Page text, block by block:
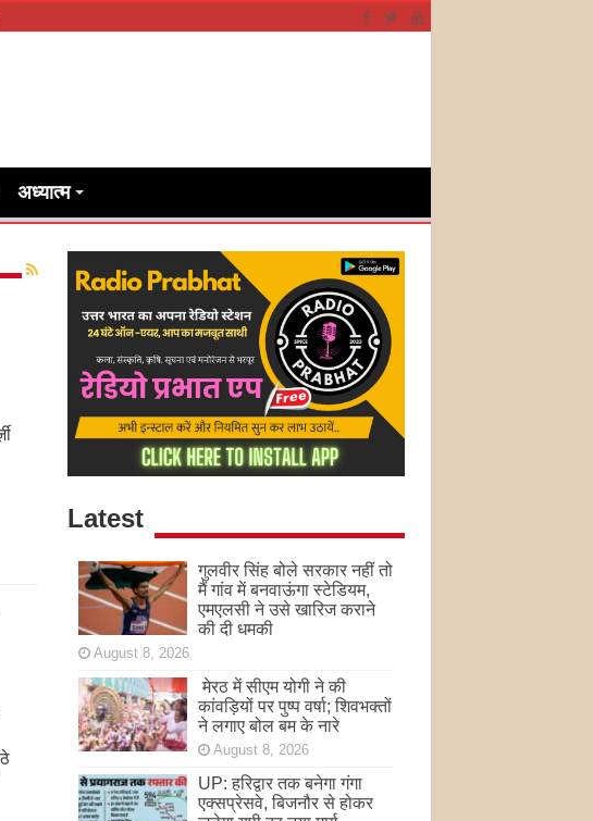
अध्यात्म
Latest
गुलवीर सिंह बोले सरकार नहीं तो
मैं गांव में बनवाऊंगा स्टेडियम,
एमएलसी ने उसे खारिज कराने
की दी धमकी
August 8, 2026
मेरठ में सीएम योगी ने की
कांवड़ियों पर पुष्प वर्षा; शिवभक्तों
ने लगाए बोल बम के नारे
August 8, 2026
UP: हरिद्वार तक बनेगा गंगा
एक्सप्रेसवे, बिजनौर से होकर